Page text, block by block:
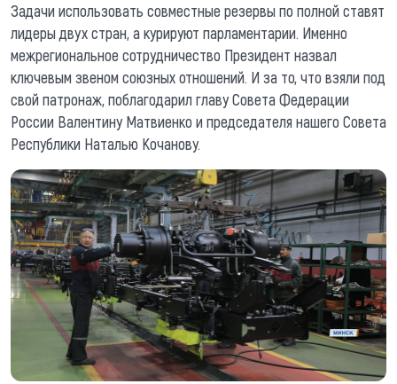
Задачи использовать совместные резервы по полной ставят
лидеры двух стран, а курируют парламентарии. Именно
межрегиональное сотрудничество Президент назвал
ключевым звеном союзных отношений. И за то, что взяли под
свой патронаж, поблагодарил главу Совета Федерации
России Валентину Матвиенко и председателя нашего Совета
Республики Наталью Кочанову.